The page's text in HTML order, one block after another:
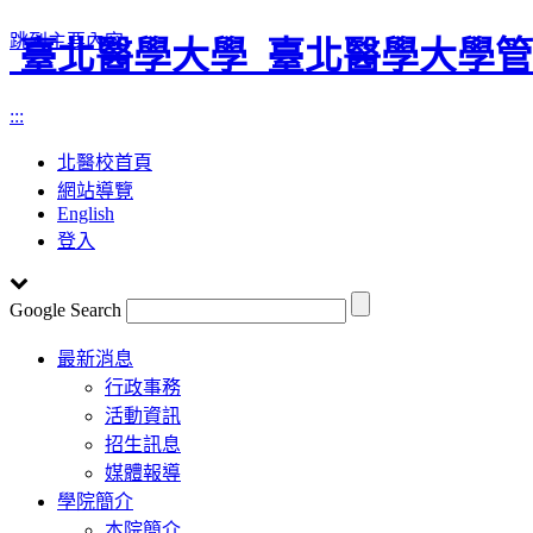
跳到主要內容
臺北醫學大學 臺北醫學大學
:::
北醫校首頁
網站導覽
English
登入
Google Search
Toggle
navigation
最新消息
行政事務
活動資訊
招生訊息
媒體報導
學院簡介